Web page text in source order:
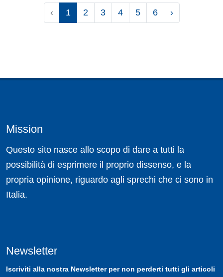
‹ 1 2 3 4 5 6 ›
Mission
Questo sito nasce allo scopo di dare a tutti la
possibilità di esprimere il proprio dissenso, e la
propria opinione, riguardo agli sprechi che ci sono in
Italia.
Newsletter
Iscriviti alla nostra Newsletterper non perderti tutti gli articoli